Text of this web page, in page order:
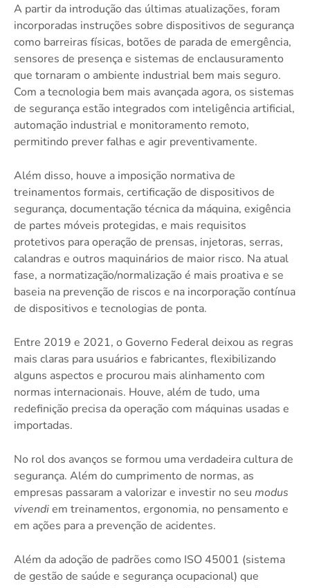
A partir da introdução das últimas atualizações, foram
incorporadas instruções sobre dispositivos de segurança
como barreiras físicas, botões de parada de emergência,
sensores de presença e sistemas de enclausuramento
que tornaram o ambiente industrial bem mais seguro.
Com a tecnologia bem mais avançada agora, os sistemas
de segurança estão integrados com inteligência artificial,
automação industrial e monitoramento remoto,
permitindo prever falhas e agir preventivamente.
Além disso, houve a imposição normativa de
treinamentos formais, certificação de dispositivos de
segurança, documentação técnica da máquina, exigência
de partes móveis protegidas, e mais requisitos
protetivos para operação de prensas, injetoras, serras,
calandras e outros maquinários de maior risco. Na atual
fase, a normatização/normalização é mais proativa e se
baseia na prevenção de riscos e na incorporação contínua
de dispositivos e tecnologias de ponta.
Entre 2019 e 2021, o Governo Federal deixou as regras
mais claras para usuários e fabricantes, flexibilizando
alguns aspectos e procurou mais alinhamento com
normas internacionais. Houve, além de tudo, uma
redefinição precisa da operação com máquinas usadas e
importadas.
No rol dos avanços se formou uma verdadeira cultura de
segurança. Além do cumprimento de normas, as
empresas passaram a valorizar e investir no seu modus
vivendiem treinamentos, ergonomia, no pensamento e
em ações para a prevenção de acidentes.
Além da adoção de padrões como ISO 45001 (sistema
de gestão de saúde e segurança ocupacional) que